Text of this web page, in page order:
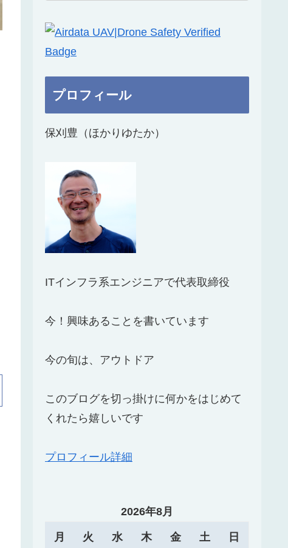
プロフィール
保刈豊（ほかりゆたか）
ITインフラ系エンジニアで代表取締役
今！興味あることを書いています
今の旬は、アウトドア
このブログを切っ掛けに何かをはじめて
くれたら嬉しいです
プロフィール詳細
2026年8月
月 火 水 木 金 土 日